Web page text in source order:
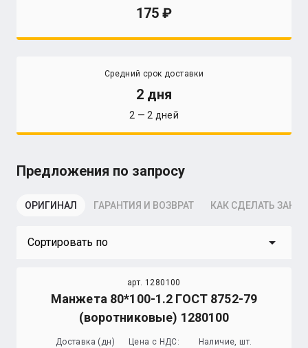
175
Средний срок доставки
2 дня
2 — 2 дней
Предложения по запросу
ОРИГИНАЛ ГАРАНТИЯ И ВОЗВРАТ КАК СДЕЛАТЬ
Сортировать по arrow_drop_down
арт. 1280100
Манжета 80*100-1.2 ГОСТ 8752-79
(воротниковые) 1280100
Доставка (дн) Цена с НДС: Наличие, шт.